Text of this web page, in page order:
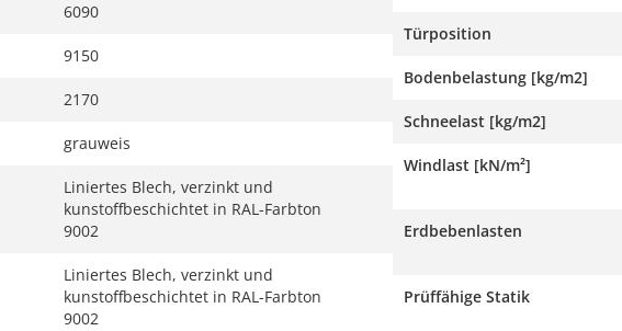
6090
9150
2170
grauweis
Liniertes Blech, verzinkt und
kunstoffbeschichtet in RAL-Farbton
9002
Liniertes Blech, verzinkt und
kunstoffbeschichtet in RAL-Farbton
9002
Türposition
Bodenbelastung [kg/m2]
Schneelast [kg/m2]
Windlast [kN/m²]
Erdbebenlasten
Prüffähige Statik